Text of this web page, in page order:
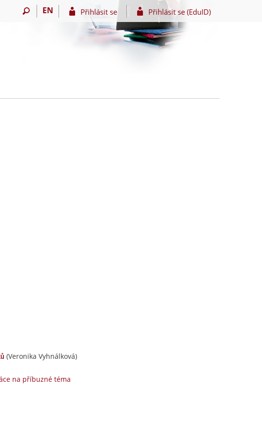
EN Přihlásit se Přihlásit se (EduID)
(Veronika Vyhnálková)
na příbuzné téma